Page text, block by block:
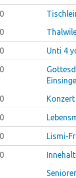
Unti 4
Lismi-